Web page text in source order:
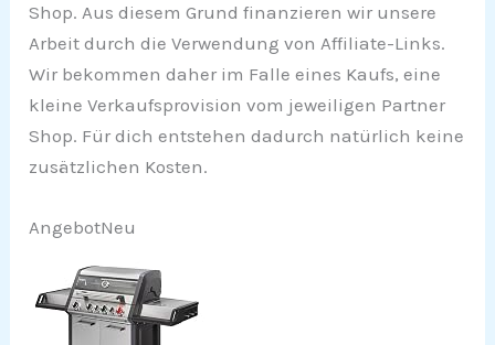
Shop. Aus diesem Grund finanzieren wir unsere
Arbeit durch die Verwendung von Affiliate-Links.
Wir bekommen daher im Falle eines Kaufs, eine
kleine Verkaufsprovision vom jeweiligen Partner
Shop. Für dich entstehen dadurch natürlich keine
zusätzlichen Kosten.
AngebotNeu